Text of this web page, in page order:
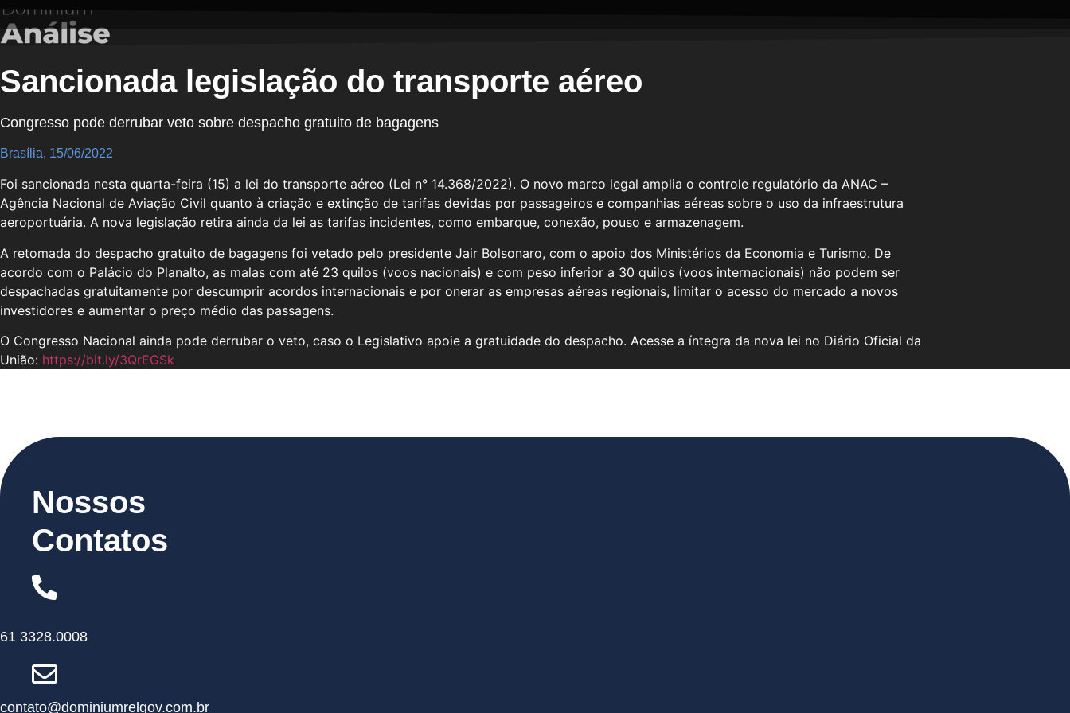
Sancionada legislação do transporte aéreo
Congresso pode derrubar veto sobre despacho gratuito de bagagens
Brasília, 15/06/2022
Foi sancionada nesta quarta-feira (15) a lei do transporte aéreo (Lei n° 14.368/2022). O novo marco legal amplia o controle regulatório da ANAC –
Agência Nacional de Aviação Civil quanto à criação e extinção de tarifas devidas por passageiros e companhias aéreas sobre o uso da infraestrutura
aeroportuária. A nova legislação retira ainda da lei as tarifas incidentes, como embarque, conexão, pouso e armazenagem.
A retomada do despacho gratuito de bagagens foi vetado pelo presidente Jair Bolsonaro, com o apoio dos Ministérios da Economia e Turismo. De
acordo com o Palácio do Planalto, as malas com até 23 quilos (voos nacionais) e com peso inferior a 30 quilos (voos internacionais) não podem ser
despachadas gratuitamente por descumprir acordos internacionais e por onerar as empresas aéreas regionais, limitar o acesso do mercado a novos
investidores e aumentar o preço médio das passagens.
O Congresso Nacional ainda pode derrubar o veto, caso o Legislativo apoie a gratuidade do despacho. Acesse a íntegra da nova lei no Diário Oficial da
União: https://bit.ly/3QrEGSk
Nossos
Contatos
61 3328.0008
contato@dominiumrelgov.com.br